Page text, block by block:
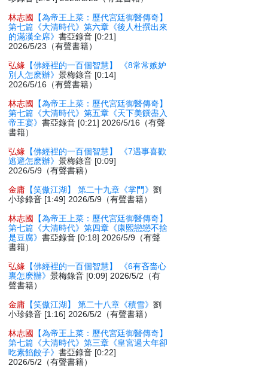
林志國
【為帝王上菜：歷代宮廷御醫傳奇】
第七篇《大清時代》第六章《後人杜撰出來
的滿漢全席》書亞錄音 [0:21]
2026/5/23（有聲書籍）
弘緣 【佛經裡的一百個智慧】 《8常常嫉妒
別人怎麽辦》景梅錄音 [0:14]
2026/5/16（有聲書籍）
林志國
【為帝王上菜：歷代宮廷御醫傳奇】
第七篇《大清時代》第五章《天下美饌盡入
帝王宴》書亞錄音 [0:21] 2026/5/16（有聲
書籍）
弘緣 【佛經裡的一百個智慧】 《7遇事喜歡
逃避怎麽辦》景梅錄音 [0:09]
2026/5/9（有聲書籍）
金庸 【笑傲江湖】 第二十九章《掌門》劉
小珍錄音 [1:49] 2026/5/9（有聲書籍）
林志國
【為帝王上菜：歷代宮廷御醫傳奇】
第七篇《大清時代》第四章《康熙戀戀不捨
是豆腐》書亞錄音 [0:18] 2026/5/9（有聲
書籍）
弘緣 【佛經裡的一百個智慧】 《6有吝嗇心
裏怎麽辦》景梅錄音 [0:09] 2026/5/2（有
聲書籍）
金庸 【笑傲江湖】 第二十八章《積雪》劉
小珍錄音 [1:16] 2026/5/2（有聲書籍）
林志國
【為帝王上菜：歷代宮廷御醫傳奇】
第七篇《大清時代》第三章《皇宮過大年卻
吃素餡餃子》書亞錄音 [0:22]
2026/5/2（有聲書籍）